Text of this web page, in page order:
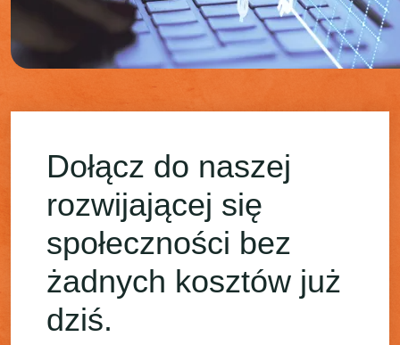
Dołącz do naszej
rozwijającej się
społeczności bez
żadnych kosztów już
dziś.